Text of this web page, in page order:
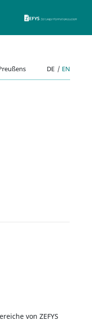
DE | EN
von ZEFYS